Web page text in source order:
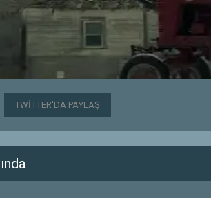
TWITTER'DA PAYLAŞ